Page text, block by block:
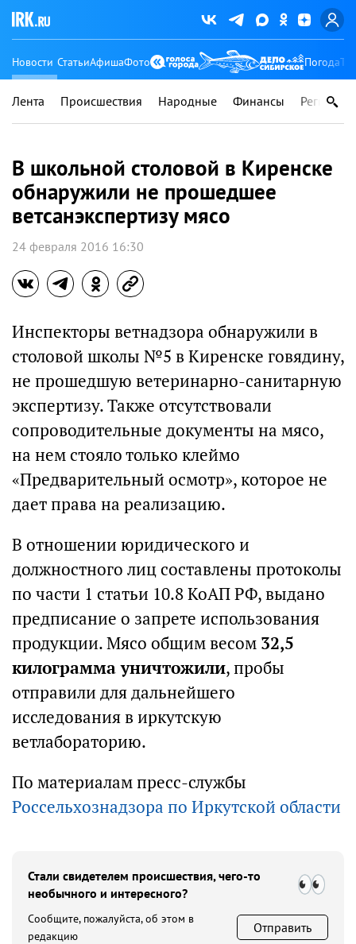
Новости СтатьиАфишаФото Погода
Лента Происшествия Народные Финансы Регионы
В школьной столовой в Киренске
обнаружили не прошедшее
ветсанэкспертизу мясо
24 февраля 2016 16:30
Инспекторы ветнадзора обнаружили в
столовой школы №5 в Киренске говядину,
не прошедшую ветеринарно-санитарную
экспертизу. Также отсутствовали
сопроводительные документы на мясо,
на нем стояло только клеймо
«Предварительный осмотр», которое не
дает права на реализацию.
В отношении юридического и
должностного лиц составлены протоколы
по части 1 статьи 10.8 КоАП РФ, выдано
предписание о запрете использования
продукции. Мясо общим весом 32,5
килограмма уничтожили, пробы
отправили для дальнейшего
исследования в иркутскую
ветлабораторию.
По материалам пресс-службы
Россельхознадзора по Иркутской области
Стали свидетелем происшествия, чего-то
необычного и интересного?
Сообщите, пожалуйста, об этом в
редакцию
Отправить